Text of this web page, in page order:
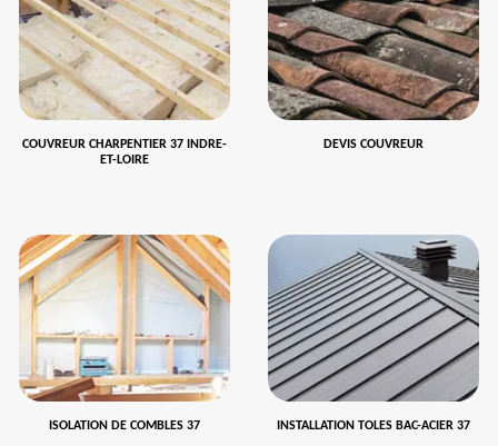
COUVREUR CHARPENTIER 37 INDRE-
ET-LOIRE
DEVIS COUVREUR
ISOLATION DE COMBLES 37 INSTALLATION TOLES BAC-ACIER 37